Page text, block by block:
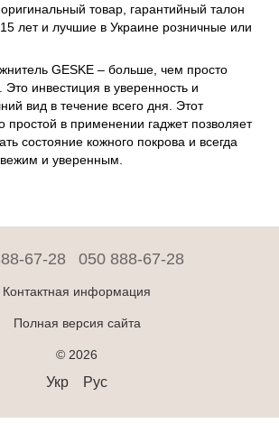
товар, гарантийный талон
лет и лучшие в Украине розничные или
GESKE – больше, чем просто
инвестиция в уверенность и
вид в течение всего дня. Этот
простой в применении гаджет позволяет
состояние кожного покрова и всегда
и уверенным.
67-28 050 888-67-28
Контактная информация
Полная версия сайта
© 2026
Укр Рус